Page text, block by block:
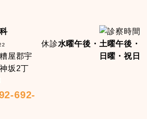
屋郡宇
坂2丁
692-
休診水曜午後・土曜午後・
日曜・祝日